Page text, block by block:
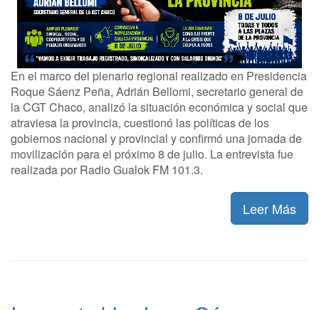
En el marco del plenario regional realizado en Presidencia
Roque Sáenz Peña, Adrián Bellomi, secretario general de
la CGT Chaco, analizó la situación económica y social que
atraviesa la provincia, cuestionó las políticas de los
gobiernos nacional y provincial y confirmó una jornada de
movilización para el próximo 8 de julio. La entrevista fue
realizada por Radio Gualok FM 101.3.
Leer Más